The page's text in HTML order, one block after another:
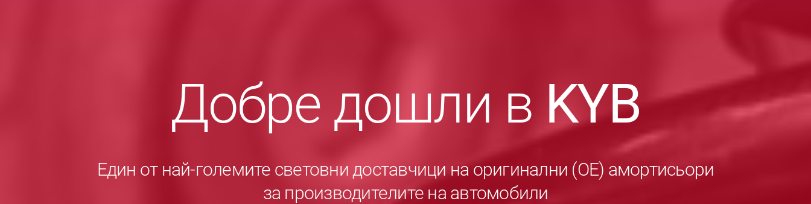
Добре дошли в KYB
Един от най-големите световни доставчици на оригинални (ОЕ) амортисьори
за производителите на автомобили